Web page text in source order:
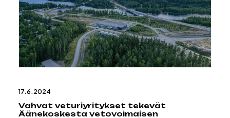
17.6.2024
Vahvat veturiyritykset tekevät
Äänekoskesta vetovoimaisen